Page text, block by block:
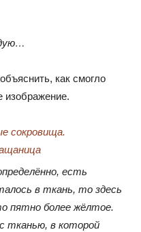
, как смогло
изображение.
, есть
в ткань, то здесь
пятно более жёлтое.
тканью, в которой